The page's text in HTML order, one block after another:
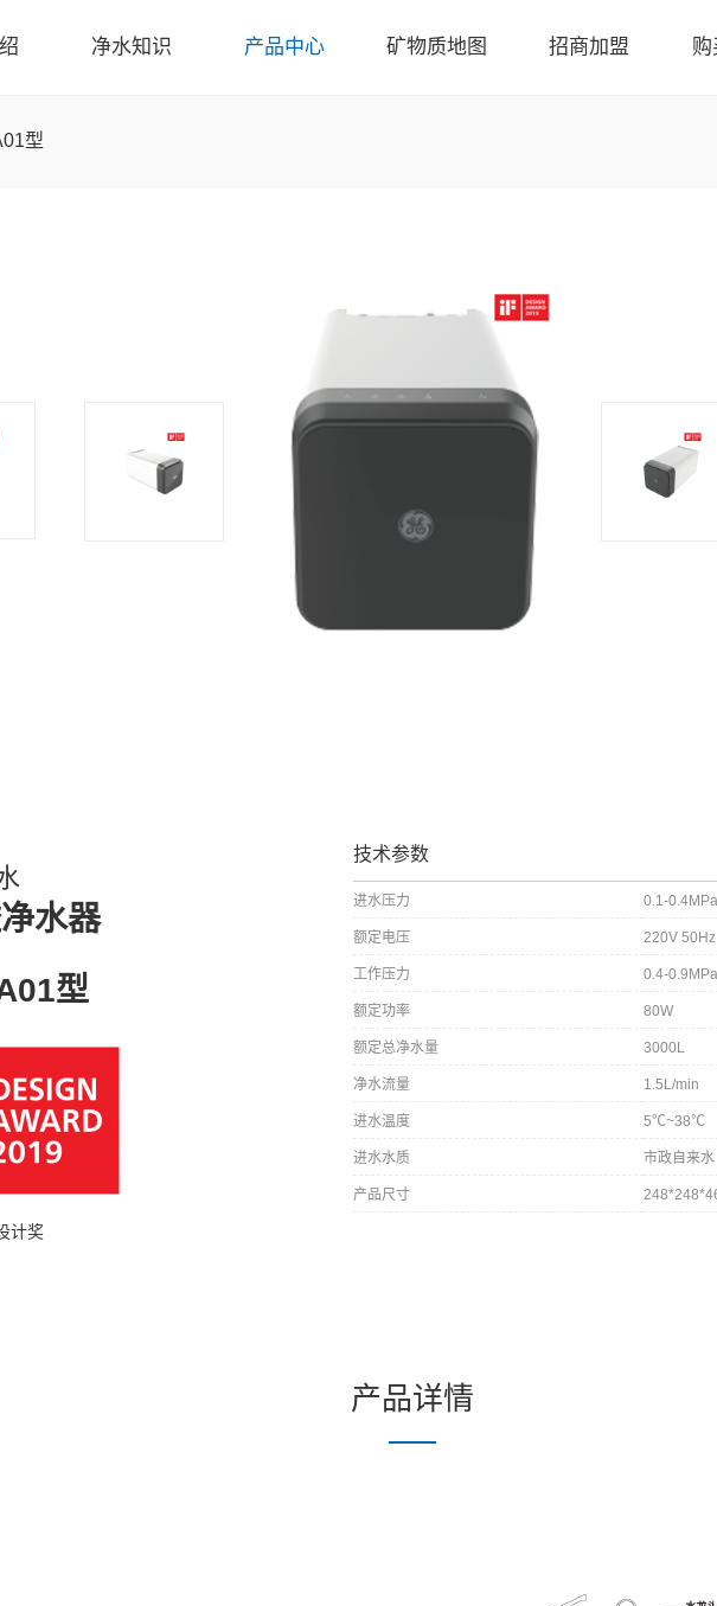
净水知识 产品中心 矿物质地图 招商加盟 购
型
水器
型
计奖
技术参数
进水压力 0.1-0.4MPa
额定电压 220V 50Hz
工作压力 0.4-0.9MPa
额定功率 80W
额定总净水量 3000L
净水流量 1.5L/min
进水温度 5℃~38℃
进水水质 市政自来水
产品尺寸
产品详情